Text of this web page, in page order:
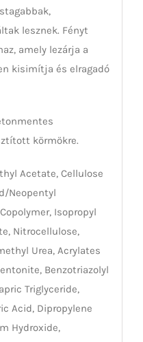
lesznek. Fényt
amely lezárja a
kisimítja és elragadó
körmökre.
Acetate, Cellulose
Neopentyl
Isopropyl
Nitrocellulose,
Urea, Acrylates
Benzotriazolyl
Triglyceride,
Acid, Dipropylene
Hydroxide,